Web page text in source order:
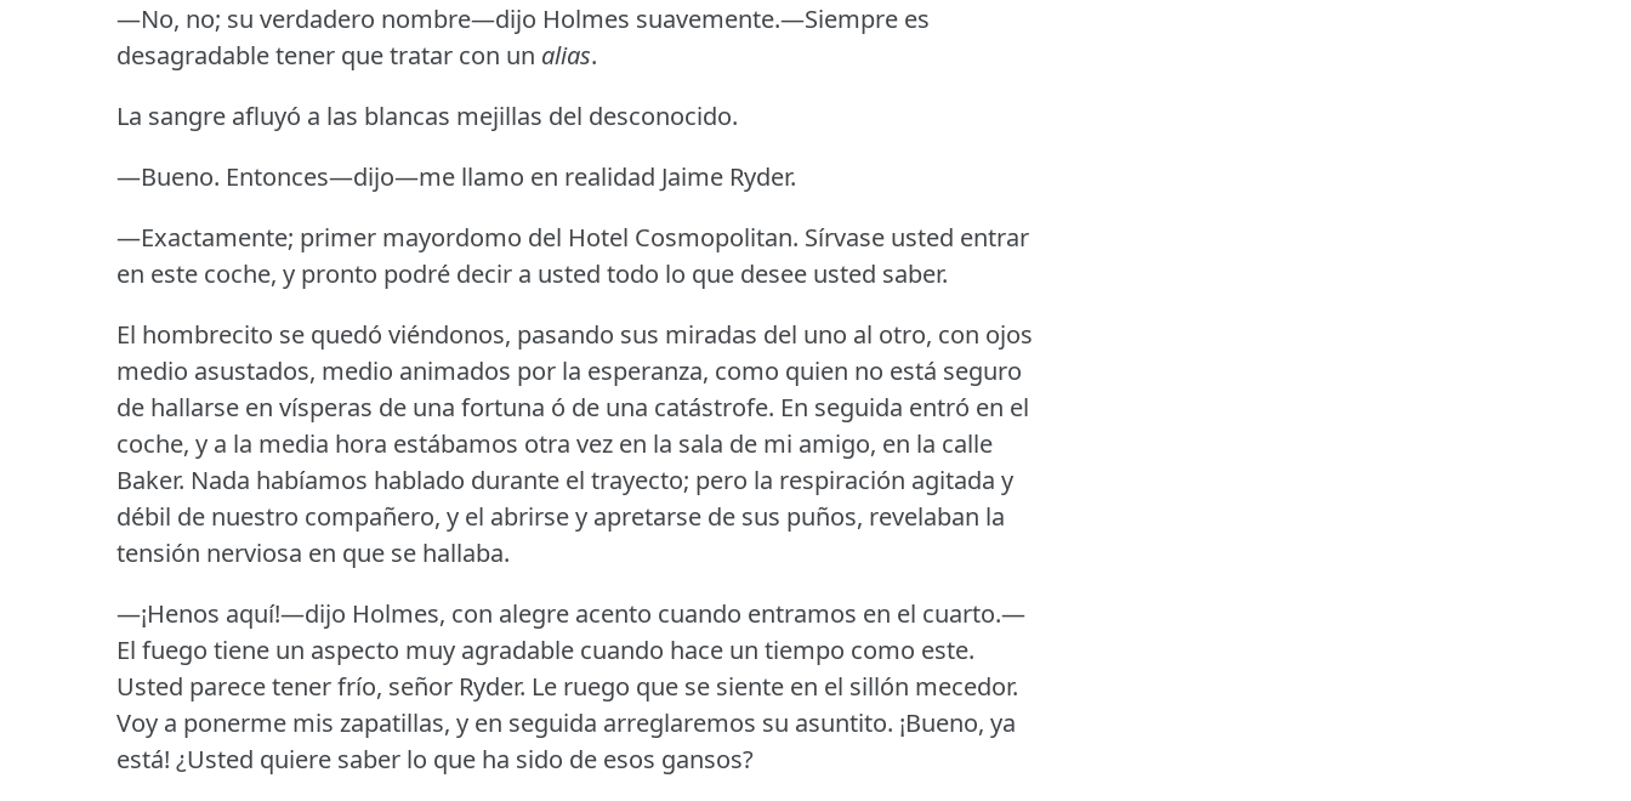
—No, no; su verdadero nombre—dijo Holmes suavemente.—Siempre es
desagradable tener que tratar con un alias.
La sangre afluyó a las blancas mejillas del desconocido.
—Bueno. Entonces—dijo—me llamo en realidad Jaime Ryder.
—Exactamente; primer mayordomo del Hotel Cosmopolitan. Sírvase usted entrar
en este coche, y pronto podré decir a usted todo lo que desee usted saber.
El hombrecito se quedó viéndonos, pasando sus miradas del uno al otro, con ojos
medio asustados, medio animados por la esperanza, como quien no está seguro
de hallarse en vísperas de una fortuna ó de una catástrofe. En seguida entró en el
coche, y a la media hora estábamos otra vez en la sala de mi amigo, en la calle
Baker. Nada habíamos hablado durante el trayecto; pero la respiración agitada y
débil de nuestro compañero, y el abrirse y apretarse de sus puños, revelaban la
tensión nerviosa en que se hallaba.
—¡Henos aquí!—dijo Holmes, con alegre acento cuando entramos en el cuarto.—
El fuego tiene un aspecto muy agradable cuando hace un tiempo como este.
Usted parece tener frío, señor Ryder. Le ruego que se siente en el sillón mecedor.
Voy a ponerme mis zapatillas, y en seguida arreglaremos su asuntito. ¡Bueno, ya
está! ¿Usted quiere saber lo que ha sido de esos gansos?